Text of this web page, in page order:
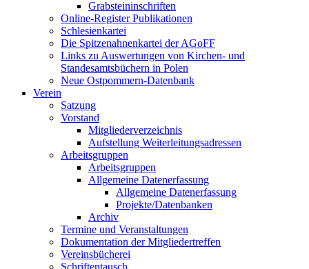
Grabsteininschriften
Online-Register Publikationen
Schlesienkartei
Die Spitzenahnenkartei der AGoFF
Links zu Auswertungen von Kirchen- und
Standesamtsbüchern in Polen
Neue Ostpommern-Datenbank
Verein
Satzung
Vorstand
Mitgliederverzeichnis
Aufstellung Weiterleitungsadressen
Arbeitsgruppen
Arbeitsgruppen
Allgemeine Datenerfassung
Allgemeine Datenerfassung
Projekte/Datenbanken
Archiv
Termine und Veranstaltungen
Dokumentation der Mitgliedertreffen
Vereinsbücherei
Schriftentausch